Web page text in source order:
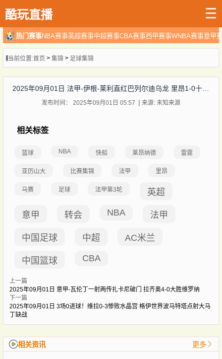
酷玩直播 ☰
热门赛事NBA赛事英超赛事中超赛事CBA赛事西甲赛事WNBA赛事意甲
当前位置:首页> 集锦 > 足球集锦
2025年09月01日 法甲-伊根-莱利直红巴列尔迪乌龙 里昂1-0十人马赛
发布时间： 2025年09月01日 05:57 来源: 未知来源
相关标签
篮球 NBA 快船 莱昂纳德 雷霆
亚历山大 比赛集锦 法甲 里昂
马赛 足球 法甲第3轮 英超
意甲 转会 NBA 法甲
中国足球 中超 AC米兰
中国篮球 CBA
上一篇
2025年09月01日 意甲-瓦伦丁一射两传扎卡尼破门 拉齐奥4-0大胜维罗纳
下一篇
2025年09月01日 3场0进球！维拉0-3惨败水晶宫 格伊世界波马特塔点射大马
丁缺战
相关资讯 更多